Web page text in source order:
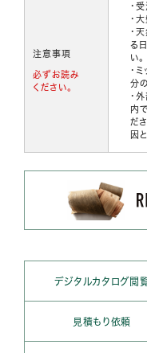
注意事項
必ずお読み
ください。
・
・
・
る
い。
・
分
・
内
だ
因
デジタルカタログ閲
見積もり依頼